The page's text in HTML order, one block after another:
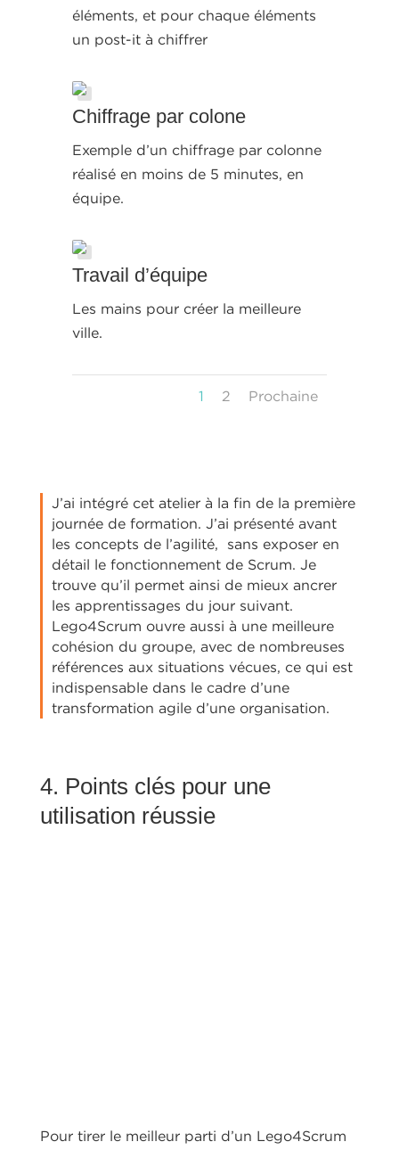
éléments, et pour chaque éléments
un post-it à chiffrer
Chiffrage par colone
Exemple d’un chiffrage par colonne
réalisé en moins de 5 minutes, en
équipe.
Travail d’équipe
Les mains pour créer la meilleure
ville.
1 2 Prochaine
J’ai intégré cet atelier à la fin de la première
journée de formation. J’ai présenté avant
les concepts de l’agilité, sans exposer en
détail le fonctionnement de Scrum. Je
trouve qu’il permet ainsi de mieux ancrer
les apprentissages du jour suivant.
Lego4Scrum ouvre aussi à une meilleure
cohésion du groupe, avec de nombreuses
références aux situations vécues, ce qui est
indispensable dans le cadre d’une
transformation agile d’une organisation.
4. Points clés pour une
utilisation réussie
Pour tirer le meilleur parti d’un Lego4Scrum